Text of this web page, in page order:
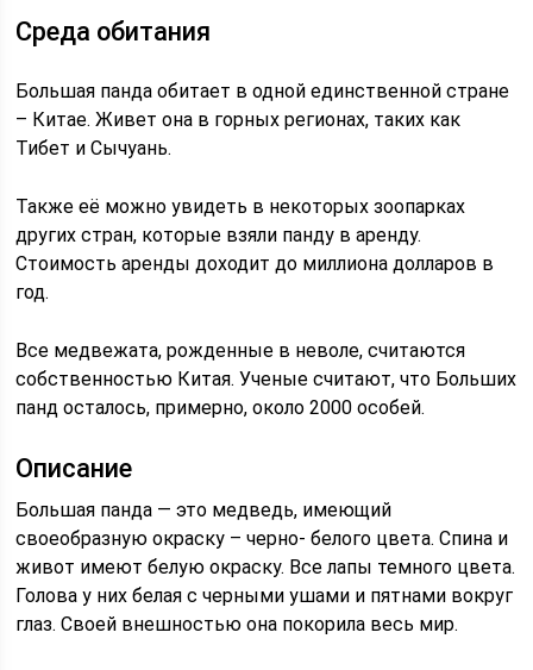
Среда обитания
Большая панда обитает в одной единственной стране
– Китае. Живет она в горных регионах, таких как
Тибет и Сычуань.
Также её можно увидеть в некоторых зоопарках
других стран, которые взяли панду в аренду.
Стоимость аренды доходит до миллиона долларов в
год.
Все медвежата, рожденные в неволе, считаются
собственностью Китая. Ученые считают, что Больших
панд осталось, примерно, около 2000 особей.
Описание
Большая панда — это медведь, имеющий
своеобразную окраску – черно- белого цвета. Спина и
живот имеют белую окраску. Все лапы темного цвета.
Голова у них белая с черными ушами и пятнами вокруг
глаз. Своей внешностью она покорила весь мир.